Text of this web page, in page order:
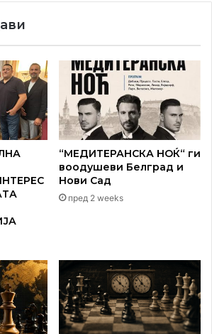
“МЕДИТЕРАНСКА НОЌ“ ги
воодушеви Белград и
Нови Сад
пред 2 weeks